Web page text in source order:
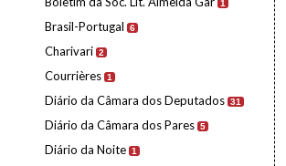
1
Brasil-Portugal 6
Charivari 2
Courrières 1
Diário da Câmara dos Deputados 31
Diário da Câmara dos Pares 5
Diário da Noite 1